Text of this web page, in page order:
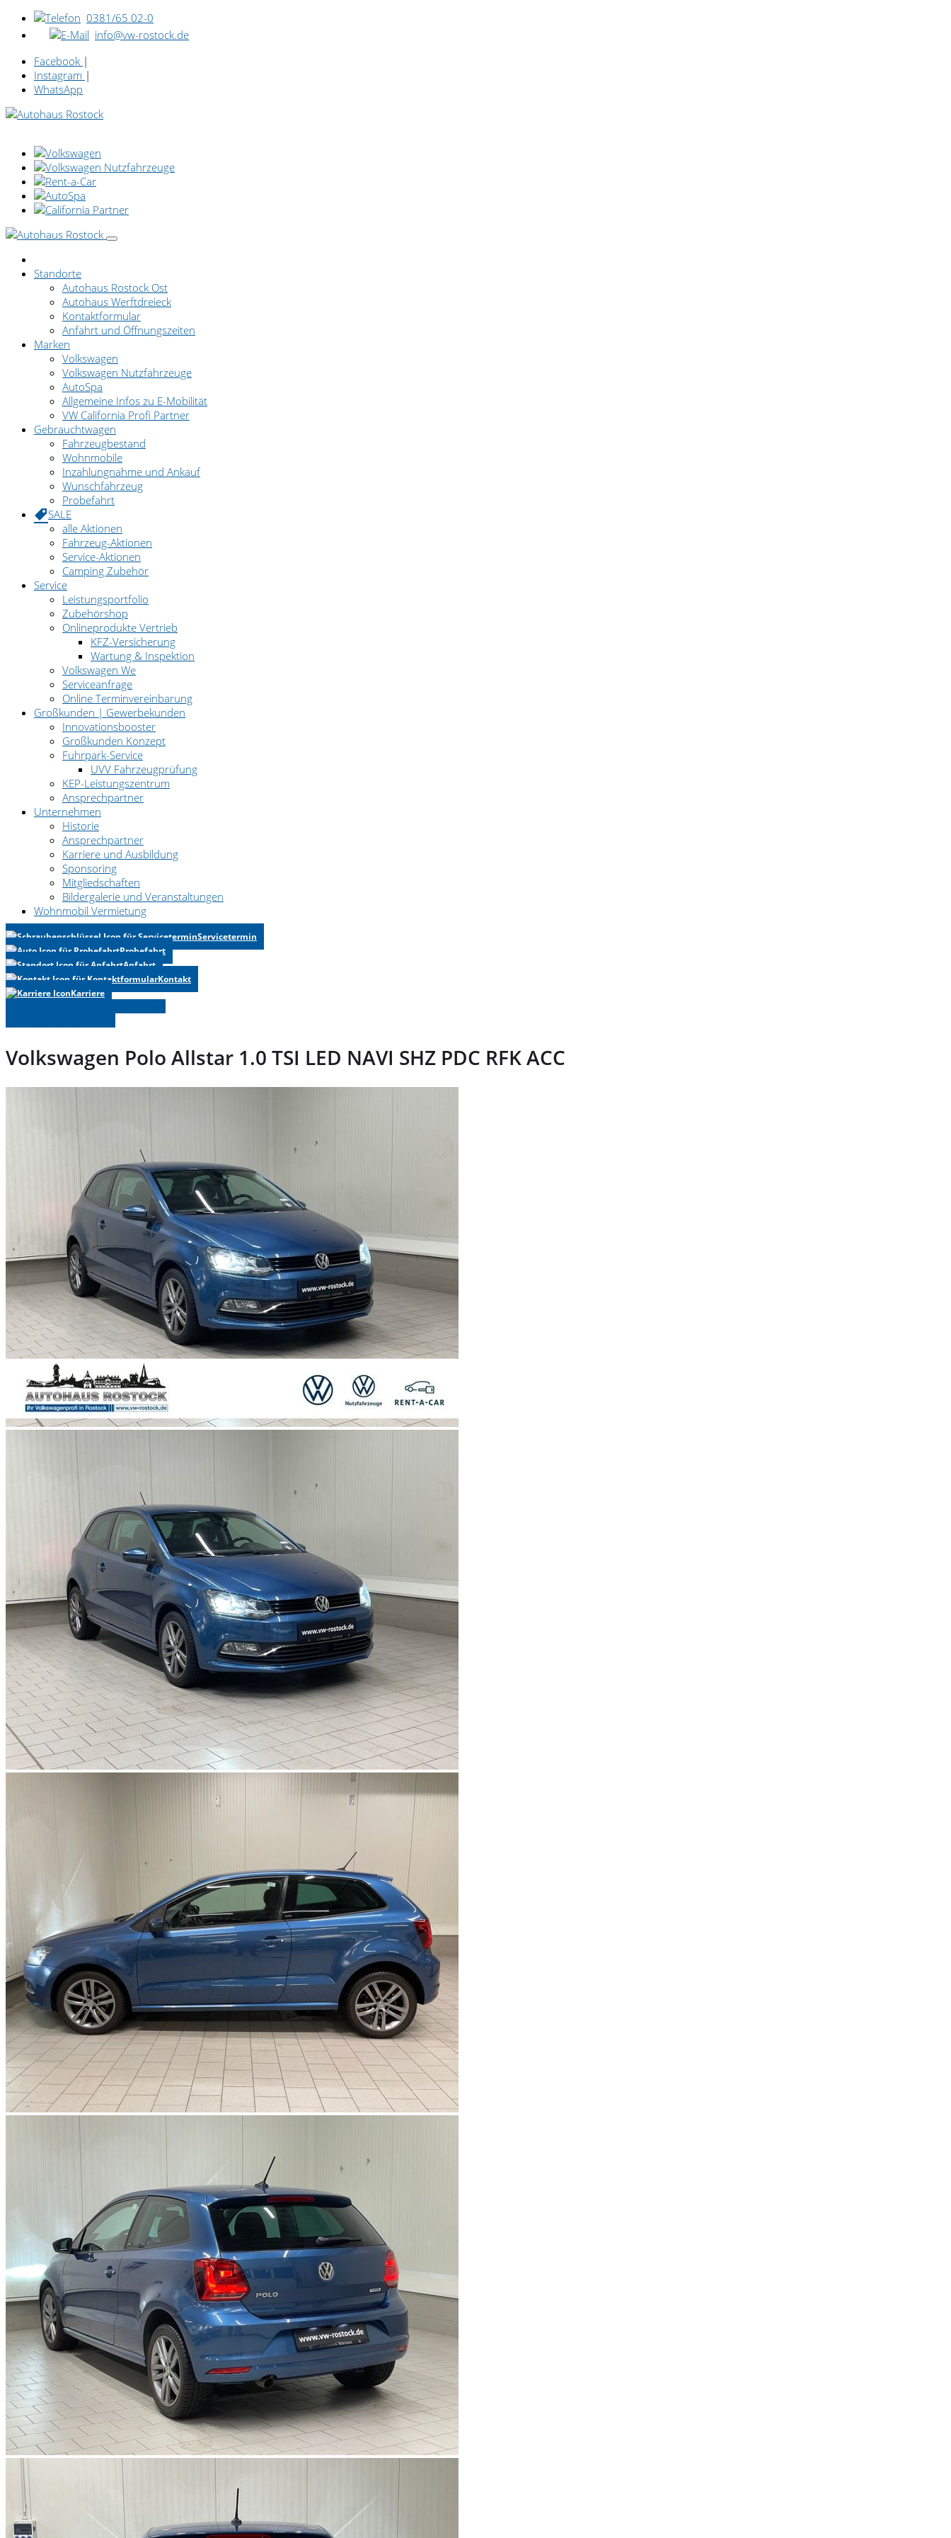
0381/65 02-0
info@vw-rostock.de
Facebook |
Instagram |
WhatsApp
Standorte
Autohaus Rostock Ost
Autohaus Werftdreieck
Kontaktformular
Anfahrt und Öffnungszeiten
Marken
Volkswagen
Volkswagen Nutzfahrzeuge
AutoSpa
Allgemeine Infos zu E-Mobilität
VW California Profi Partner
Gebrauchtwagen
Fahrzeugbestand
Wohnmobile
Inzahlungnahme und Ankauf
Wunschfahrzeug
Probefahrt
SALE
alle Aktionen
Fahrzeug-Aktionen
Service-Aktionen
Camping Zubehör
Service
Leistungsportfolio
Zubehörshop
Onlineprodukte Vertrieb
KFZ-Versicherung
Wartung & Inspektion
Volkswagen We
Serviceanfrage
Online Terminvereinbarung
Großkunden | Gewerbekunden
Innovationsbooster
Großkunden Konzept
Fuhrpark-Service
UVV Fahrzeugprüfung
KEP-Leistungszentrum
Ansprechpartner
Unternehmen
Historie
Ansprechpartner
Karriere und Ausbildung
Sponsoring
Mitgliedschaften
Bildergalerie und Veranstaltungen
Wohnmobil Vermietung
Servicetermin
Probefahrt
Anfahrt
Kontakt
Karriere
Volkswagen Polo Allstar 1.0 TSI LED NAVI SHZ PDC RFK ACC